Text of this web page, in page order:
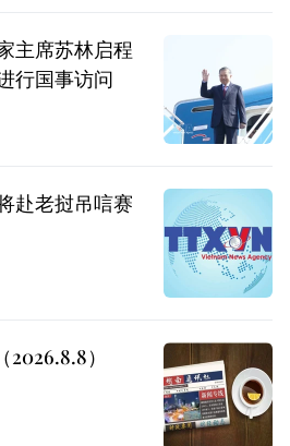
主席苏林启程
行国事访问
赴老挝吊唁赛
）